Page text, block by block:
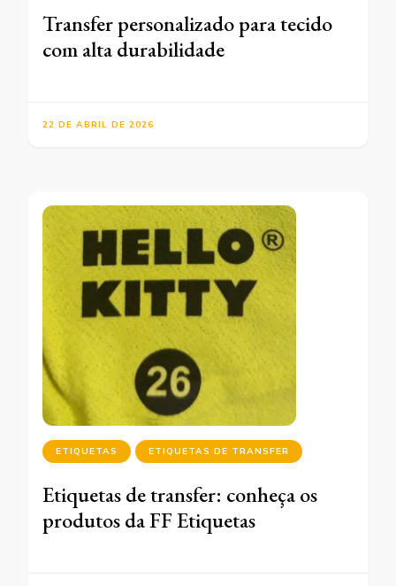
Transfer personalizado para tecido
com alta durabilidade
22 DE ABRIL DE 2026
ETIQUETAS ETIQUETAS DE TRANSFER
Etiquetas de transfer: conheça os
produtos da FF Etiquetas